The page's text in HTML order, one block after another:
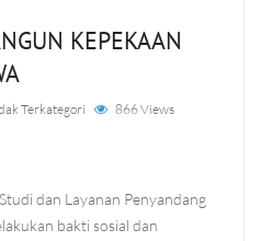
KEPEKAAN
Terkategori 866 Views
dan Layanan Penyandang
bakti sosial dan